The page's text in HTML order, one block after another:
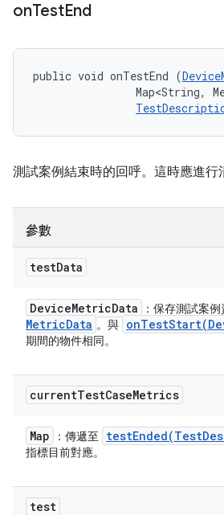
onTestEnd
public void onTestEnd (
Map<String,
測試案例結束時的回呼。這時應進行
參數
testData
DeviceMetricData ：保存測試案
MetricData 。與 onTestStart(
期間的物件相同。
currentTestCaseMetrics
Map ：傳遞至 testEnded(Test
指標目前對應。
test